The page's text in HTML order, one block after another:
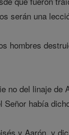
serán una
hombres
no del linaje de
había
y Aarón, y